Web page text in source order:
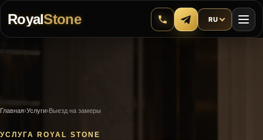
RoyalStone RU
Главная›Услуги›Выезд на замеры
УСЛУГА ROYAL STONE